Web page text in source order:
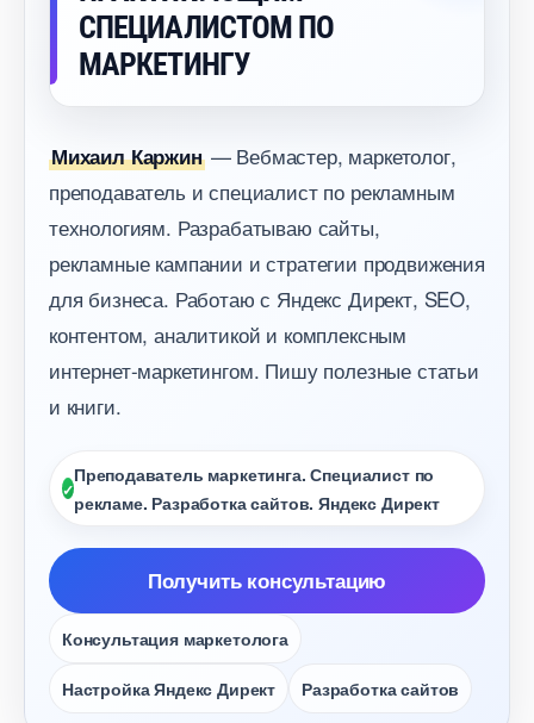
СПЕЦИАЛИСТОМ ПО
МАРКЕТИНГУ
Михаил Каржин— Вебмастер, маркетолог,
преподаватель и специалист по рекламным
технологиям. Разрабатываю сайты,
рекламные кампании и стратегии продвижения
для бизнеса. Работаю с Яндекс Директ, SEO,
контентом, аналитикой и комплексным
интернет-маркетингом. Пишу полезные статьи
и книги.
Преподаватель маркетинга. Специалист по
рекламе. Разработка сайтов. Яндекс Директ
Получить консультацию
Консультация маркетолога
Настройка Яндекс Директ Разработка сайто